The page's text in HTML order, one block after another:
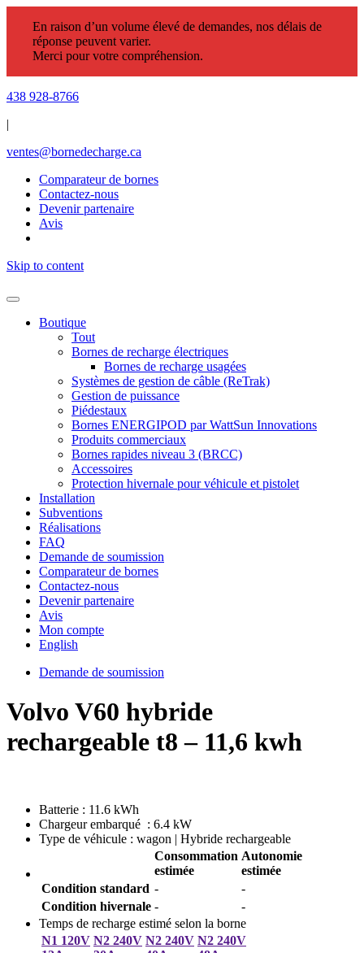
En raison d’un volume élevé de demandes, nos délais de
réponse peuvent varier.
Merci pour votre compréhension.
438 928-8766
|
ventes@bornedecharge.ca
Comparateur de bornes
Contactez-nous
Devenir partenaire
Avis
Skip to content
Boutique
Tout
Bornes de recharge électriques
Bornes de recharge usagées
Systèmes de gestion de câble (ReTrak)
Gestion de puissance
Piédestaux
Bornes ENERGIPOD par WattSun Innovations
Produits commerciaux
Bornes rapides niveau 3 (BRCC)
Accessoires
Protection hivernale pour véhicule et pistolet
Installation
Subventions
Réalisations
FAQ
Demande de soumission
Comparateur de bornes
Contactez-nous
Devenir partenaire
Avis
Mon compte
English
Demande de soumission
Volvo V60 hybride
rechargeable t8 – 11,6 kwh
Batterie : 11.6 kWh
Chargeur embarqué : 6.4 kW
Type de véhicule : wagon | Hybride rechargeable
Consommation
estimée
Autonomie
estimée
Condition standard -
-
Condition hivernale -
-
Temps de recharge estimé selon la borne
N1 120V N2 240V N2 240V N2 240V